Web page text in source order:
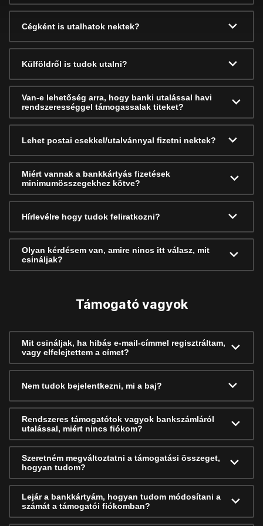
Cégként is utalhatok nektek?
Külföldről is tudok utalni?
Van-e lehetőség arra, hogy banki utalással havi
rendszerességgel támogassalak titeket?
Lehet postai csekkel/utalvánnyal fizetni nektek?
Miért vannak a bankkártyás fizetések
minimumösszegekhez kötve?
Hírlevélre hogy tudok feliratkozni?
Olyan kérdésem van, amire nincs itt válasz, mit
csináljak?
Támogató vagyok
Mit csináljak, ha hibás e-mail-címmel regisztráltam,
vagy elfelejtettem a címet?
Nem tudok bejelentkezni, mi a baj?
Rendszeres támogatótok vagyok bankszámláról
utalással, miért nincs fiókom?
Szeretném megváltoztatni a támogatási összeget,
hogyan tudom?
Lejár a bankkártyám, hogyan tudom módosítani a
számát a támogatói fiókomban?